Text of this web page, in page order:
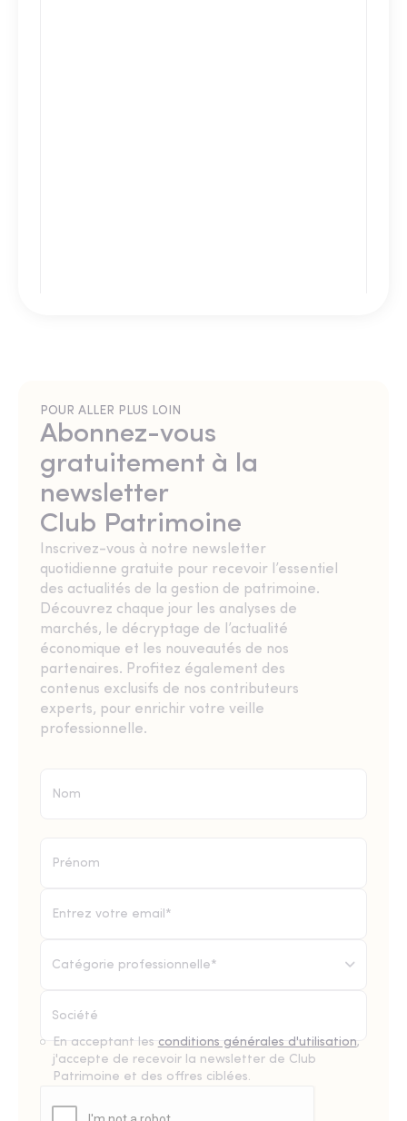
POUR ALLER PLUS LOIN
Abonnez-vous
gratuitement à la
newsletter
Club Patrimoine
Inscrivez-vous à notre newsletter
quotidienne gratuite pour recevoir l’essentiel
des actualités de la gestion de patrimoine.
Découvrez chaque jour les analyses de
marchés, le décryptage de l’actualité
économique et les nouveautés de nos
partenaires. Profitez également des
contenus exclusifs de nos contributeurs
experts, pour enrichir votre veille
professionnelle.
Catégorie professionnelle*
En acceptant les conditions générales d'utilisation,
j'accepte de recevoir la newsletter de Club
Patrimoine et des offres ciblées.